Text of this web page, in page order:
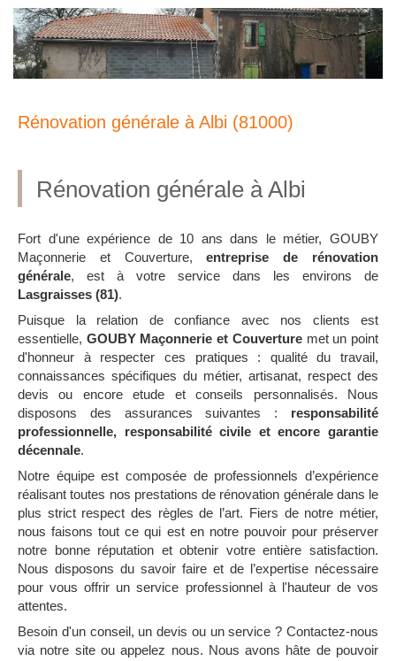
Rénovation générale à Albi (81000)
Rénovation générale à Albi
Fort d'une expérience de 10 ans dans le métier, GOUBY
Maçonnerie et Couverture,entreprise de rénovation
générale, est à votre service dans les environs de
Lasgraisses (81).
Puisque la relation de confiance avec nos clients est
essentielle, GOUBY Maçonnerie et Couverturemet un point
d'honneur à respecter ces pratiques : qualité du travail,
connaissances spécifiques du métier, artisanat, respect des
devis ou encore etude et conseils personnalisés. Nous
disposons des assurances suivantes : responsabilité
professionnelle, responsabilité civile et encore garantie
décennale.
Notre équipe est composée de professionnels d’expérience
réalisant toutes nos prestations de rénovation générale dans le
plus strict respect des règles de l’art. Fiers de notre métier,
nous faisons tout ce qui est en notre pouvoir pour préserver
notre bonne réputation et obtenir votre entière satisfaction.
Nous disposons du savoir faire et de l’expertise nécessaire
pour vous offrir un service professionnel à l'hauteur de vos
attentes.
Besoin d'un conseil, un devis ou un service ? Contactez-nous
via notre site ou appelez nous. Nous avons hâte de pouvoir